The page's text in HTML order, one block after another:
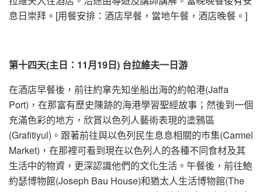
息日崇拜。[用餐安排：酒店早餐，當地午餐，酒店晚餐。]
第十四天(主日：11月19日) 台拉維夫一日游
在酒店早餐後，前往約拿先知坐船出海的約帕港(Jaffa
Port)，在那富有歷史陳跡的海港學習聖經故事；然後到一個
充滿色彩的地方，欣賞以色列人藝術表現的塗鴉區
(Grafitiyul)。跟著前往與以色列民生息息相關的巿集(Carmel
Market)，在那裡可看到現在以色列人的各種不同食材及其
生活中的物資，更深認識他們的文化生活。午餐後，前往鮑
約瑟博物館(Joseph Bau House)和猶太人生活博物館(The